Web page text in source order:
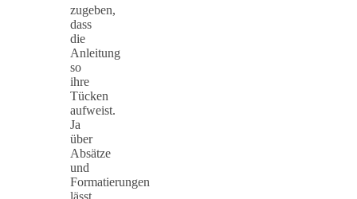
zugeben,
dass
die
Anleitung
so
ihre
Tücken
aufweist.
Ja
über
Absätze
und
Formatierungen
lässt